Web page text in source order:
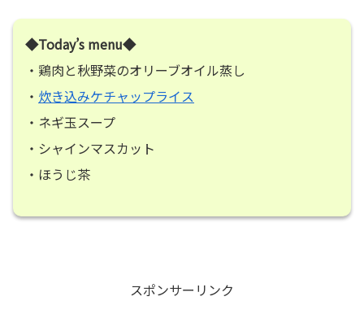
◆Today’s menu◆
・鶏肉と秋野菜のオリーブオイル蒸し
・ 炊き込みケチャップライス
・ネギ玉スープ
・シャインマスカット
・ほうじ茶
スポンサーリンク